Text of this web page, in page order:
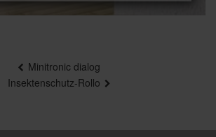
Minitronic dialog
Insektenschutz-Rollo